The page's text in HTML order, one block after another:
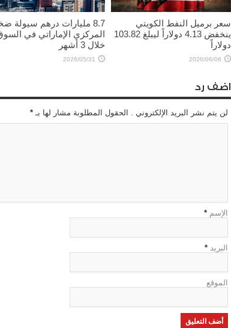
سعر برميل النفط الكويتي
ينخفض 4.13 دولاراً ليبلغ 103.82
دولاراً
2026/06/06
8.7 مليارات درهم سيولة
المركزي الإماراتي في
خلال 3 أشهر
2026/05/31
اضف رد
لن يتم نشر البريد الإلكتروني . الحقول المطلوبة مشار لها بـ *
الإسم *
البريد *
الموقع